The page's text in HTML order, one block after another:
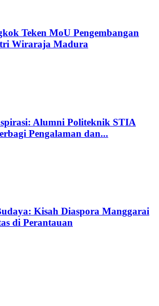
Teken MoU Pengembangan
Wiraraja Madura
Alumni Politeknik STIA
Pengalaman dan...
Kisah Diaspora Manggarai
di Perantauan